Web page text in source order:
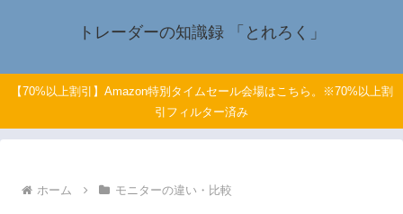
トレーダーの知識録 「とれろく」
【70%以上割引】Amazon特別タイムセール会場はこちら。※70%以上割
引フィルター済み
ホーム モニターの違い・比較